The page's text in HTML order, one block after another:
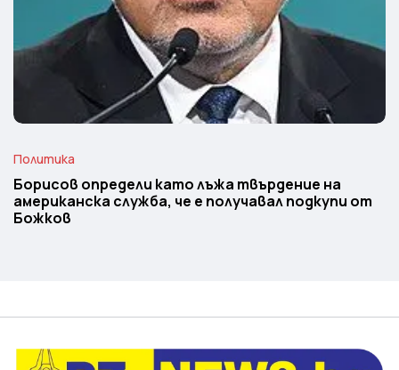
Политика
Борисов определи като лъжа твърдение на
американска служба, че е получавал подкупи от
Божков